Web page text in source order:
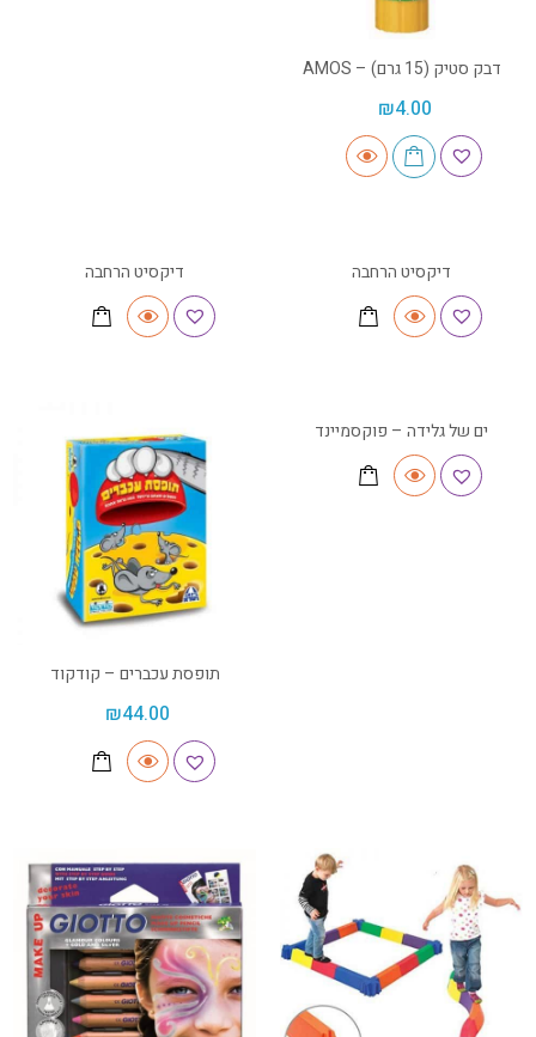
דבק סטיק (15 גרם) – AMOS
₪4.00
דיקסיט הרחבה דיקסיט הרחבה
ים של גלידה – פוקסמיינד
תופסת עכברים – קודקוד
₪44.00